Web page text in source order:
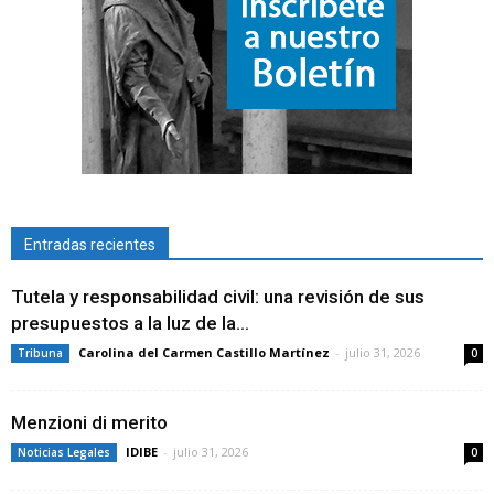
Entradas recientes
Tutela y responsabilidad civil: una revisión de sus
presupuestos a la luz de la...
Tribuna Carolina del Carmen Castillo Martínez - julio 31, 2026 0
Menzioni di merito
Noticias Legales IDIBE - julio 31, 2026 0